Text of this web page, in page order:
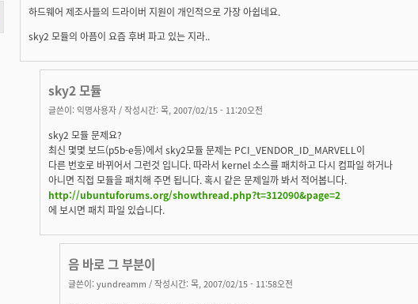
하드웨어 제조사들의 드라이버 지원이 개인적으로 가장 아쉽네요.
sky2 모듈의 아픔이 요즘 후벼 파고 있는 지라..
sky2 모듈
글쓴이: 익명사용자 / 작성시간: 목, 2007/02/15 - 11:20오전
sky2 모듈 문제요?
최신 몇몇 보드(p5b-e등)에서 sky2모듈 문제는 PCI_VENDOR_ID_MARVELL이
다른 번호로 바뀌어서 그런것 입니다. 따라서 kernel 소스를 패치하고 다시 컴파일 하거나
아니면 직접 모듈을 패치해 주면 됩니다. 혹시 같은 문제일까 봐서 적어봅니다.
http://ubuntuforums.org/showthread.php?t=312090&page=2
에 보시면 패치 파일 있습니다.
음 바로 그 부분이
글쓴이: yundreamm / 작성시간: 목, 2007/02/15 - 11:58오전